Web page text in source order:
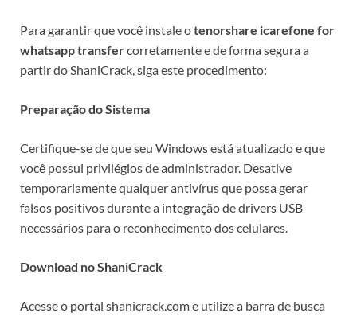
Para garantir que você instale otenorshare icarefone for
whatsapp transfercorretamente e de forma segura a
partir do ShaniCrack, siga este procedimento:
Preparação do Sistema
Certifique-se de que seu Windows está atualizado e que
você possui privilégios de administrador. Desative
temporariamente qualquer antivírus que possa gerar
falsos positivos durante a integração de drivers USB
necessários para o reconhecimento dos celulares.
Download no ShaniCrack
Acesse o portal shanicrack.com e utilize a barra de busca